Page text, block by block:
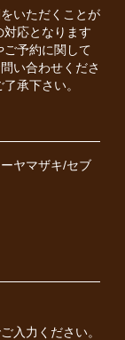
いただくことが
対応となります
予約に関して
い合わせくださ
承下さい。
ヤマザキ/セブ
入力ください。